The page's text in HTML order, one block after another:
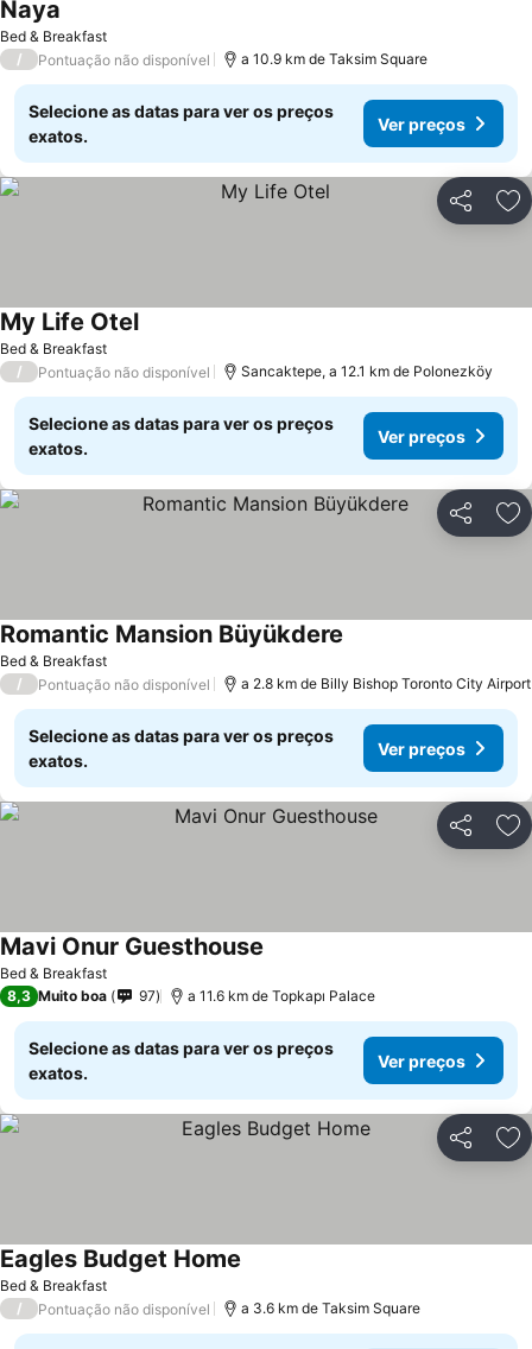
Bed & Breakfast
Naya
/ Pontuação não disponível a 10.9 km de Taksim Square
Selecione as datas para ver os preços
exatos.
Ver preços
Partilhar
Bed & Breakfast
My Life Otel
/ Pontuação não disponível Sancaktepe, a 12.1 km de Polonezköy
Selecione as datas para ver os preços
exatos.
Ver preços
Partilhar
Bed & Breakfast
Romantic Mansion Büyükdere
/ Pontuação não disponível a 2.8 km de Billy Bishop Toronto City Airport
Selecione as datas para ver os preços
exatos.
Ver preços
Partilhar
Bed & Breakfast
Mavi Onur Guesthouse
8,3 Muito boa 97 a 11.6 km de Topkapı Palace
Selecione as datas para ver os preços
exatos.
Ver preços
Partilhar
Bed & Breakfast
Eagles Budget Home
/ Pontuação não disponível a 3.6 km de Taksim Square